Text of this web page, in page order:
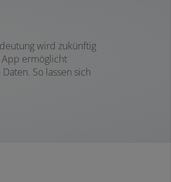
wird zukünftig
App ermöglicht
So lassen sich